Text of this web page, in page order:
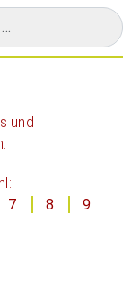
und
7 8 9